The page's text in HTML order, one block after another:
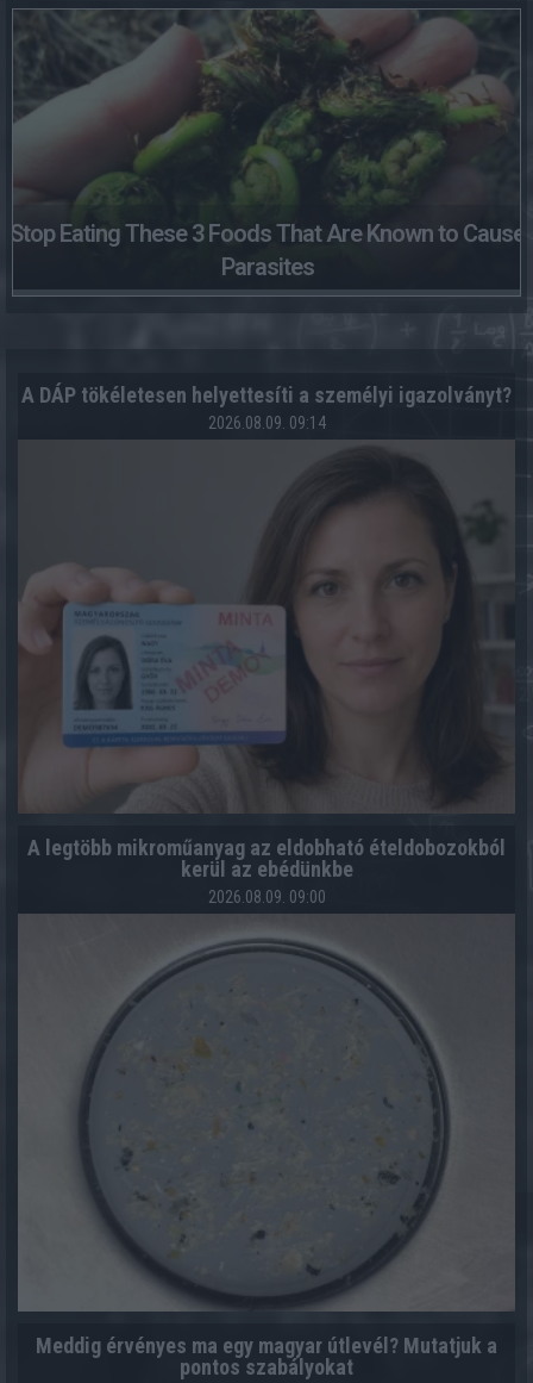
Stop Eating These 3 Foods That Are Known to Cause
Parasites
A DÁP tökéletesen helyettesíti a személyi igazolványt?
2026.08.09. 09:14
A legtöbb mikroműanyag az eldobható ételdobozokból
kerül az ebédünkbe
2026.08.09. 09:00
Meddig érvényes ma egy magyar útlevél? Mutatjuk a
pontos szabályokat